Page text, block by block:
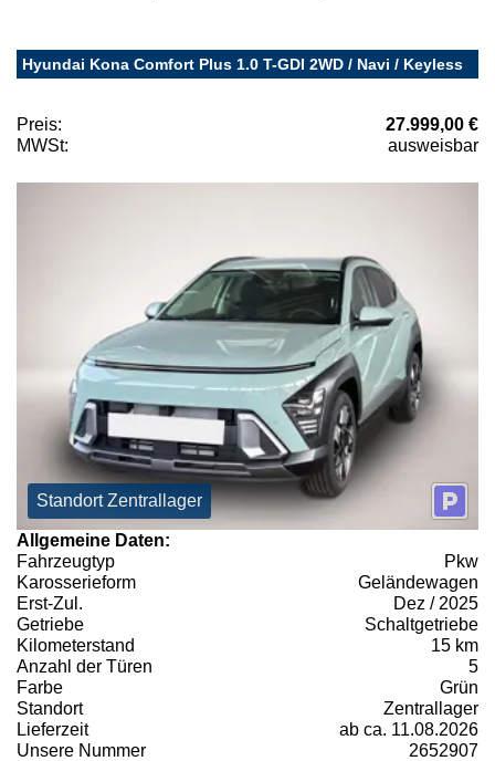
Hyundai Kona Comfort Plus 1.0 T-GDI 2WD / Navi / Keyless
Preis:
27.999,00 €
MWSt:
ausweisbar
Standort Zentrallager
Allgemeine Daten:
Fahrzeugtyp
Pkw
Karosserieform
Geländewagen
Erst-Zul.
Dez / 2025
Getriebe
Schaltgetriebe
Kilometerstand
15 km
Anzahl der Türen
5
Farbe
Grün
Standort
Zentrallager
Lieferzeit
ab ca. 11.08.2026
Unsere Nummer
2652907